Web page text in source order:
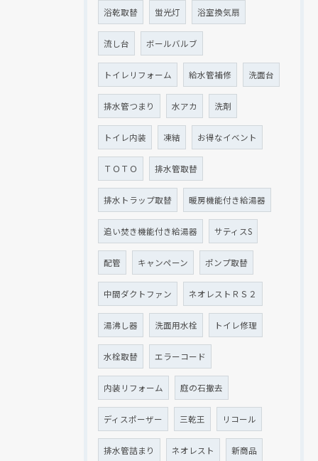
浴乾取替 蛍光灯 浴室換気扇
流し台 ボールバルブ
トイレリフォーム 給水管補修 洗面台
排水管つまり 水アカ 洗剤
トイレ内装 凍結 お得なイベント
ＴＯＴＯ 排水管取替
排水トラップ取替 暖房機能付き給湯器
追い焚き機能付き給湯器 サティスS
配管 キャンペーン ポンプ取替
中間ダクトファン ネオレストＲＳ２
湯沸し器 洗面用水栓 トイレ修理
水栓取替 エラーコード
内装リフォーム 庭の石撤去
ディスポーザー 三乾王 リコール
排水管詰まり ネオレスト 新商品